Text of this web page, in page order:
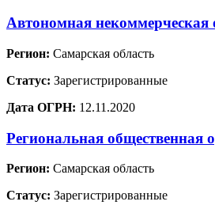
Автономная
Регион: Самарская область
Статус: Зарегистрированные
Дата ОГРН: 12.11.2020
Региональная
Регион: Самарская область
Статус: Зарегистрированные